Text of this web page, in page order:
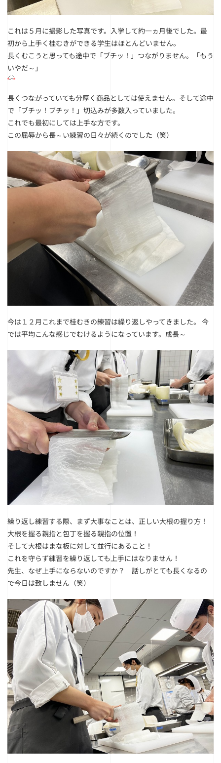
これは５月に撮影した写真です。入学して約一ヵ月後でした。 最
初から上手く桂むきができる学生はほとんどいません。
長くむこうと思っても途中で「ブチッ！」つながりません。「もう
いやだ～」
長くつながっていても分厚く商品としては使えません。 そして途中
で「ブチッ！ブチッ！」切込みが多数入っていました。
これでも最初にしては上手な方です。
この屈辱から長～い練習の日々が続くのでした（笑）
今は１２月これまで桂むきの練習は繰り返しやってきました。 今
では平均こんな感じでむけるようになっています。成長～
繰り返し練習する際、まず大事なことは、正しい大根の握り方！
大根を握る親指と包丁を握る親指の位置！
そして大根はまな板に対して並行にあること！
これを守らず練習を繰り返しても上手にはなりません！
先生、なぜ上手にならないのですか？ 話しがとても長くなるの
で今日は致しません（笑）